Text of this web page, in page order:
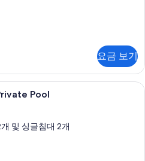
요금 보기
Pool
및 싱글침대 2개